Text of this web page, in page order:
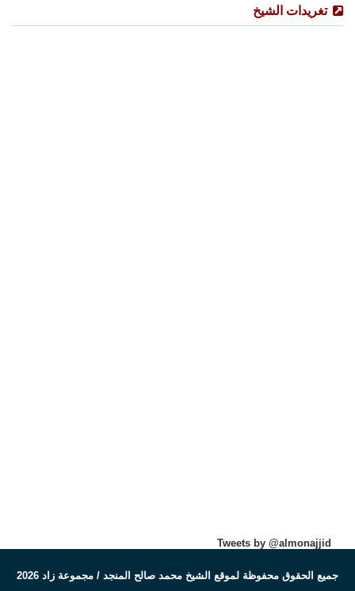
تغريدات الشيخ
Tweets by @almonajjid
جميع الحقوق محفوظة لموقع الشيخ محمد صالح المنجد / مجموعة زاد 2026